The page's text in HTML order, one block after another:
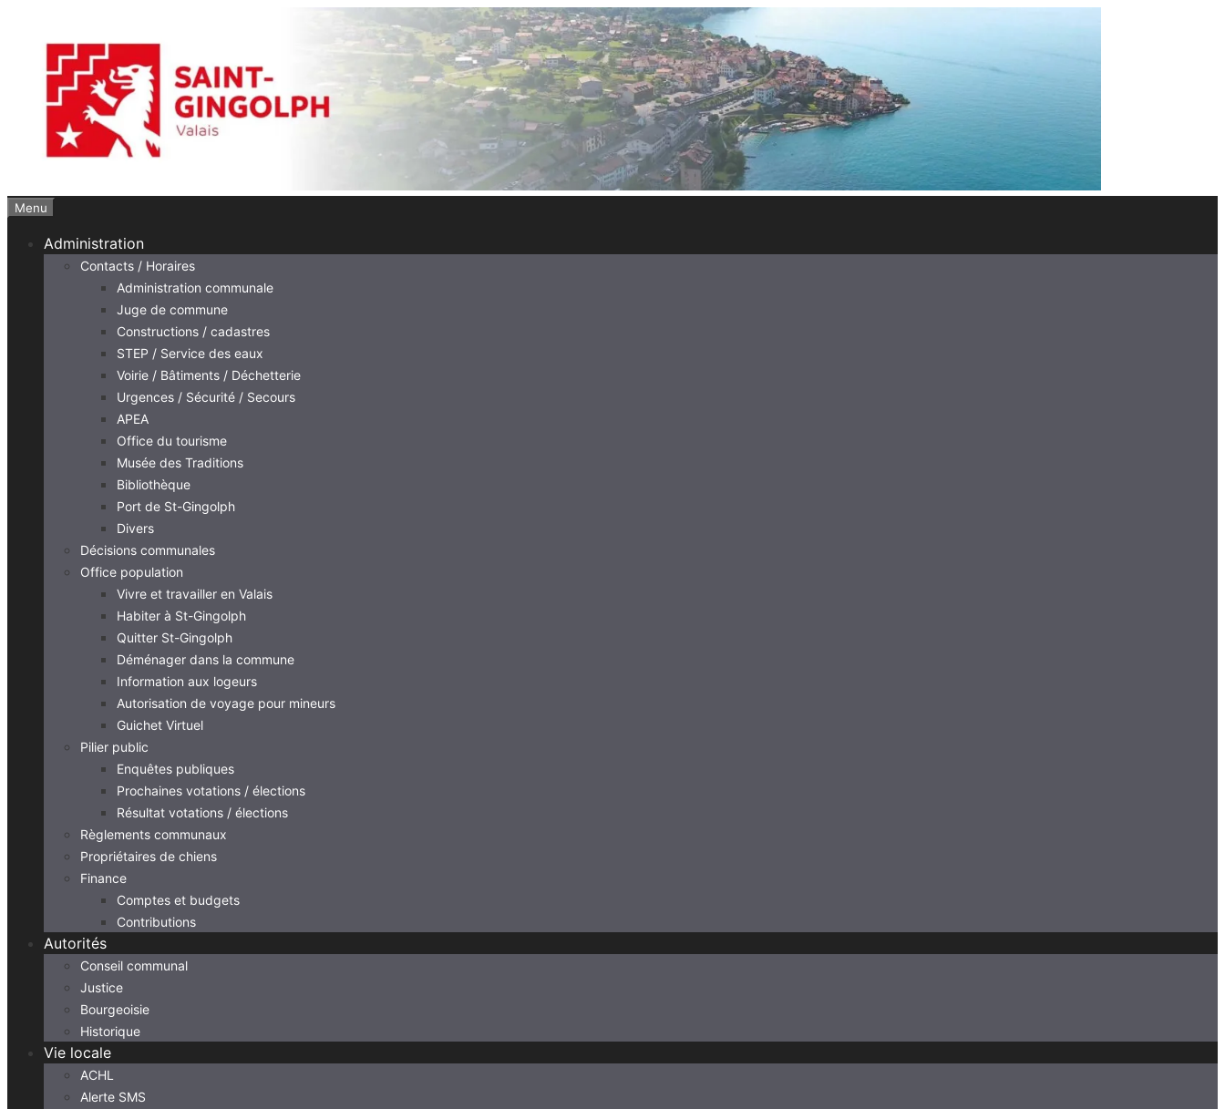
contenu
Menu
Administration
Contacts / Horaires
Administration communale
Juge de commune
Constructions / cadastres
STEP / Service des eaux
Voirie / Bâtiments / Déchetterie
Urgences / Sécurité / Secours
APEA
Office du tourisme
Musée des Traditions
Bibliothèque
Port de St-Gingolph
Divers
Décisions communales
Office population
Vivre et travailler en Valais
Habiter à St-Gingolph
Quitter St-Gingolph
Déménager dans la commune
Information aux logeurs
Autorisation de voyage pour mineurs
Guichet Virtuel
Pilier public
Enquêtes publiques
Prochaines votations / élections
Résultat votations / élections
Règlements communaux
Propriétaires de chiens
Finance
Comptes et budgets
Contributions
Autorités
Conseil communal
Justice
Bourgeoisie
Historique
Vie locale
ACHL
Alerte SMS